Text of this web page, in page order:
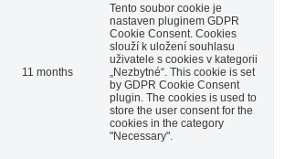
11 months
Tento soubor cookie je
nastaven pluginem GDPR
Cookie Consent. Cookies
slouží k uložení souhlasu
uživatele s cookies v kategorii
„Nezbytné“. This cookie is set
by GDPR Cookie Consent
plugin. The cookies is used to
store the user consent for the
cookies in the category
"Necessary".